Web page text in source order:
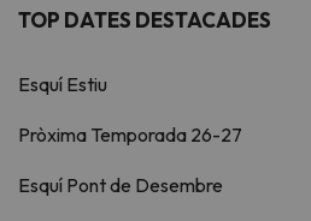
TOP DATES DESTACADES
Esquí Estiu
Pròxima Temporada 26-27
Esquí Pont de Desembre